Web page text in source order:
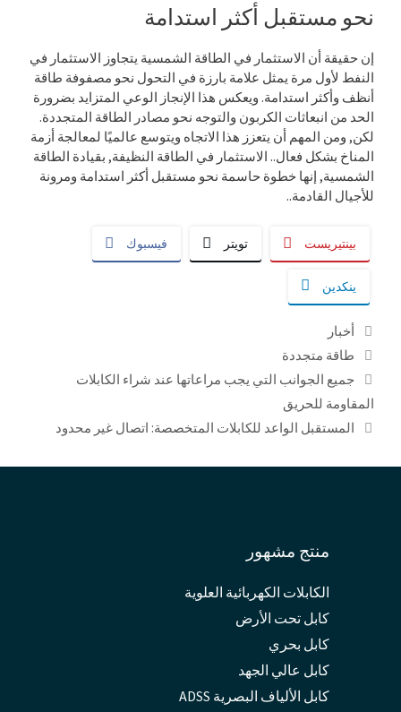
نحو مستقبل أكثر استدامة
إن حقيقة أن الاستثمار في الطاقة الشمسية يتجاوز الاستثمار في
النفط لأول مرة يمثل علامة بارزة في التحول نحو مصفوفة طاقة
أنظف وأكثر استدامة. ويعكس هذا الإنجاز الوعي المتزايد بضرورة
الحد من انبعاثات الكربون والتوجه نحو مصادر الطاقة المتجددة.
لكن, ومن المهم أن يتعزز هذا الاتجاه ويتوسع عالميًا لمعالجة أزمة
المناخ بشكل فعال.. الاستثمار في الطاقة النظيفة, بقيادة الطاقة
الشمسية, إنها خطوة حاسمة نحو مستقبل أكثر استدامة ومرونة
للأجيال القادمة..
فيسبوك تويتر بينتيريست
ينكدين
التصنيفات
أخبار
العلامات
طاقة متجددة
جميع الجوانب التي يجب مراعاتها عند شراء الكابلات
المقاومة للحريق
المستقبل الواعد للكابلات المتخصصة: اتصال غير محدود
منتج مشهور
الكابلات الكهربائية العلوية
كابل تحت الأرض
كابل بحري
كابل عالي الجهد
كابل الألياف البصرية ADSS